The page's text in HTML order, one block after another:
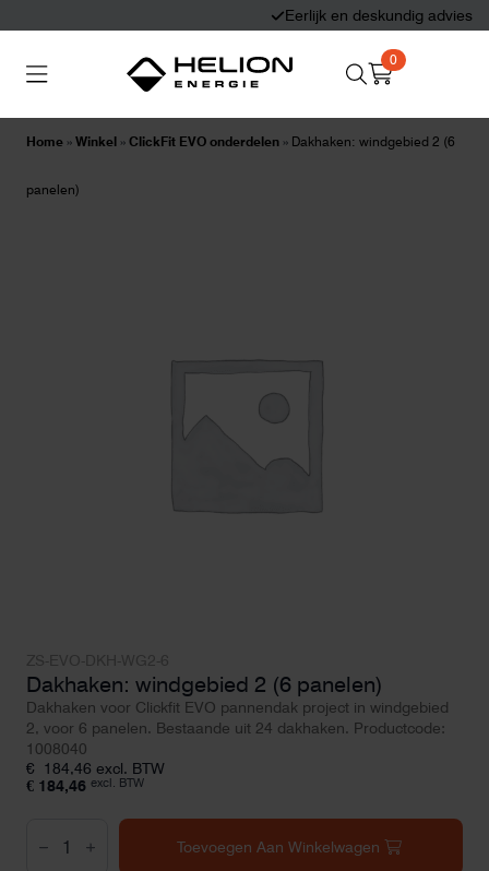
Eerlijk en deskundig advies
0
Home » Winkel » ClickFit EVO onderdelen » Dakhaken: windgebied 2 (6
panelen)
Dakhaken: windgebied 2 (6 panelen)
Dakhaken voor Clickfit EVO pannendak project in windgebied
2, voor 6 panelen. Bestaande uit 24 dakhaken. Productcode:
1008040
€ 184,46 excl. BTW
€ 184,46 excl. BTW
windgebied
Toevoegen Aan Winkelwagen
Thuisbatterijen Zonnepanelen
Laadpalen